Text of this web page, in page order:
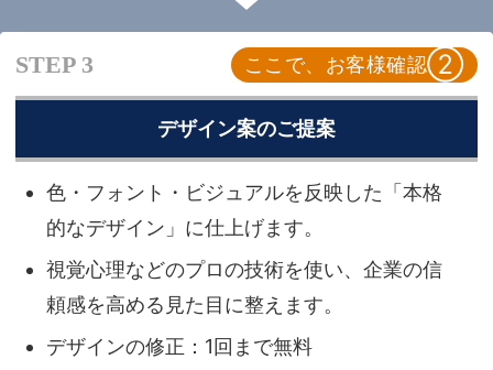
STEP 3 ここで、お客様確認②
デザイン案のご提案
色・フォント・ビジュアルを反映した「本格
的なデザイン」に仕上げます。
視覚心理などのプロの技術を使い、企業の信
頼感を高める見た目に整えます。
デザインの修正：1回まで無料